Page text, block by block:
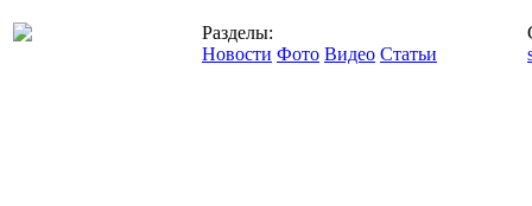
Разделы:
Новости Фото Видео Статьи